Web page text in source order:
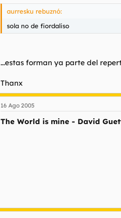
aurresku rebuznó:
sola no de fiordaliso
...estas forman ya parte del
Thanx
16 Ago 2005
The World is mine - David